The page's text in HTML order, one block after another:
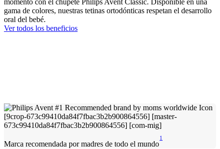
gama de colores, nuestras tetinas ortodónticas respetan el desarrollo
oral del bebé.
Ver todos los beneficios
Marca recomendada por madres de todo el mundo
1